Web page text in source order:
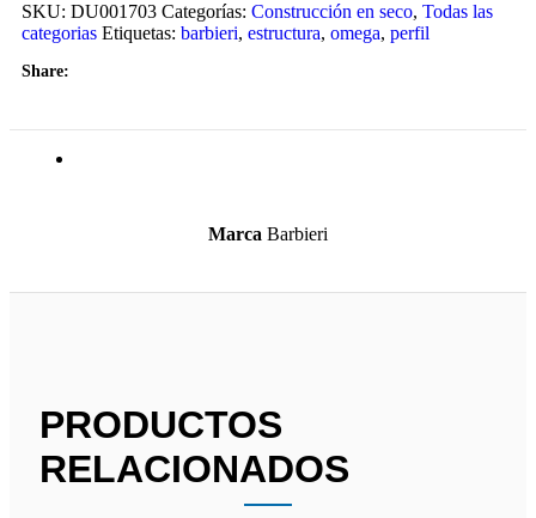
SKU: DU001703 Categorías: Construcción en seco, Todas las
categorias Etiquetas: barbieri, estructura, omega, perfil
Share:
Marca Barbieri
PRODUCTOS
RELACIONADOS